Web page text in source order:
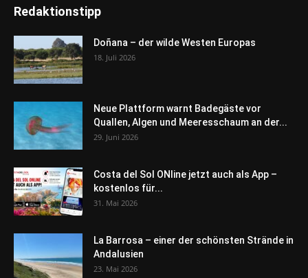
Redaktionstipp
Doñana – der wilde Westen Europas
18. Juli 2026
Neue Plattform warnt Badegäste vor
Quallen, Algen und Meeresschaum an der...
29. Juni 2026
Costa del Sol ONline jetzt auch als App –
kostenlos für...
31. Mai 2026
La Barrosa – einer der schönsten Strände in
Andalusien
23. Mai 2026